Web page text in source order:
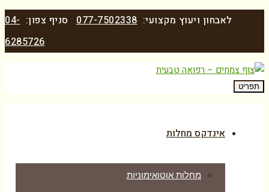
לאבחון ויעוץ מקצועי:077-7502338 סניף צפון:04-
6285726
תפריט
אינדקס מחלות
מחלות אוטואימוניות